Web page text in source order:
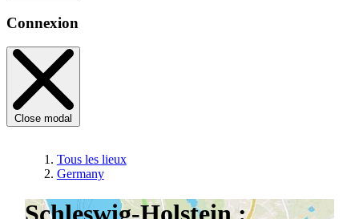
Connexion
Close modal
Tous les lieux
Germany
Schleswig-Holstein :